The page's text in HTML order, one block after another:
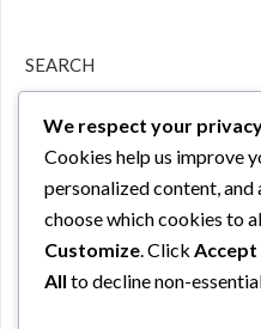
SEARCH
We respect your
Cookies help us improve
personalized content, and
choose which cookies to
Customize . Click Accept
All to decline non-